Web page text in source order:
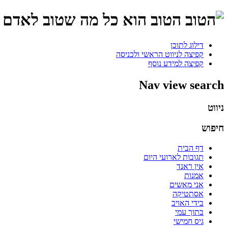
הטוב הוא כל מה שטוב לאדם
דילוג לתוכן
קפיצה לניווט הראשי ולכניסה
קפיצה למידע נוסף
Nav view search
ניווט
חיפוש
דף הבית
תגובות לארועי היום
אין ראנד
אמנות
אני מאשים
אסתטיקה
בידי האויב
בתוך עמי
גיס חמישי